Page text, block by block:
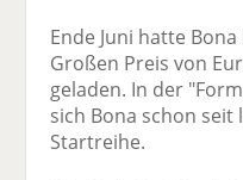
Ende Juni hatte
Großen Preis von
geladen. In der
sich Bona schon
Startreihe.